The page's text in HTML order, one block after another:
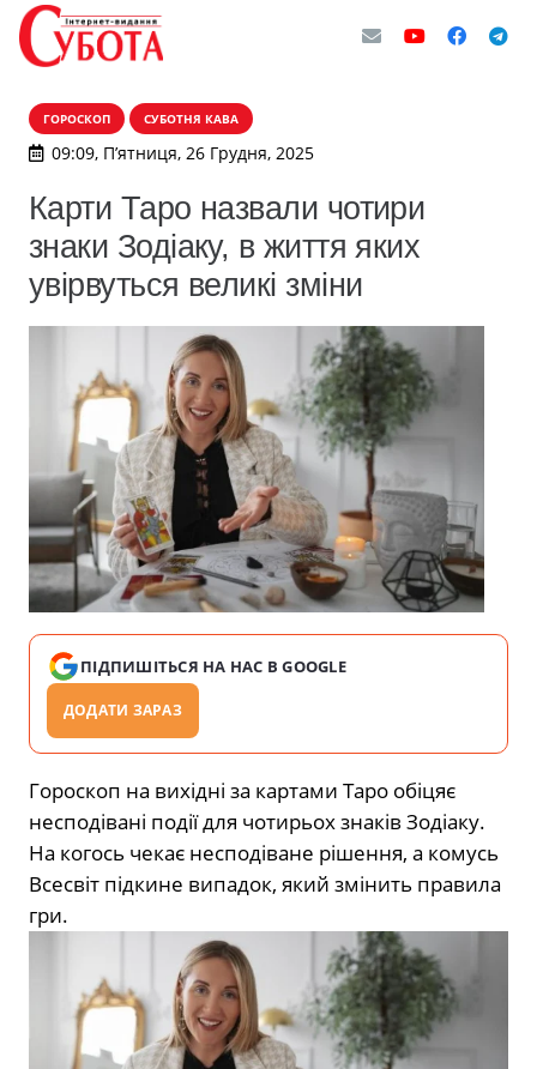
ГОРОСКОП СУБОТНЯ КАВА
09:09, П’ятниця, 26 Грудня, 2025
Карти Таро назвали чотири
знаки Зодіаку, в життя яких
увірвуться великі зміни
ПІДПИШІТЬСЯ НА НАС В GOOGLE
ДОДАТИ ЗАРАЗ
Гороскоп на вихідні за картами Таро обіцяє
несподівані події для чотирьох знаків Зодіаку.
На когось чекає несподіване рішення, а комусь
Всесвіт підкине випадок, який змінить правила
гри.